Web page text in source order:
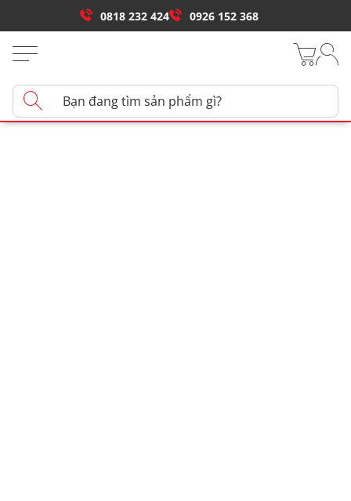
0818 232 424 0926 152 368